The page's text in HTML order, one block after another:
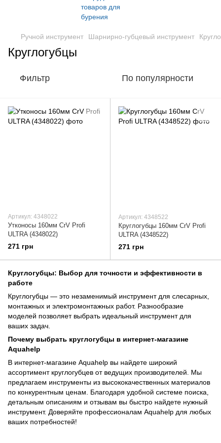
Ручной инструмент Шарнирно-губцевый инструмент
Круглогубцы
Фильтр По популярности
Артикул: 4348022
Утконосы 160мм CrV Profi
ULTRA (4348022)
271 грн
Артикул: 4348522
Круглогубцы 160мм CrV Profi
ULTRA (4348522)
271 грн
Круглогубцы: Выбор для точности и эффективности в
работе
Круглогубцы — это незаменимый инструмент для слесарных,
монтажных и электромонтажных работ. Разнообразие
моделей позволяет выбрать идеальный инструмент для
ваших задач.
Почему выбрать круглогубцы в интернет-магазине
Aquahelp
В интернет-магазине Aquahelp вы найдете широкий
ассортимент круглогубцев от ведущих производителей. Мы
предлагаем инструменты из высококачественных материалов
по конкурентным ценам. Благодаря удобной системе поиска,
детальным описаниям и отзывам вы быстро найдете нужный
инструмент. Доверяйте профессионалам Aquahelp для любых
ваших потребностей!